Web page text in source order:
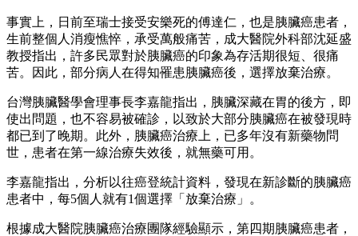
事實上，日前至瑞士接受安樂死的傅達仁，也是胰臟癌患者，
生前整個人消瘦憔悴，承受萬般痛苦，成大醫院外科部沈延盛
教授指出，許多民眾對於胰臟癌的印象為存活期很短、很痛
苦。因此，部分病人在得知罹患胰臟癌後，選擇放棄治療。
台灣胰臟醫學會理事長李嘉龍指出，胰臟深藏在胃的後方，即
使出問題，也不容易被確診，以致於大部分胰臟癌在被發現時
都已到了晚期。此外，胰臟癌治療上，已多年沒有新藥物問
世，患者在第一線治療失效後，就無藥可用。
李嘉龍指出，分析以往癌登統計資料，發現在新診斷的胰臟癌
患者中，每5個人就有1個選擇「放棄治療」。
根據成大醫院胰臟癌治療團隊經驗顯示，第四期胰臟癌患者，